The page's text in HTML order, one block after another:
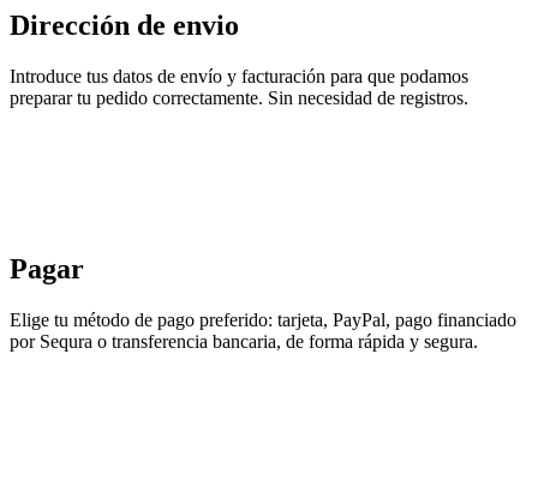
Dirección de envio
Introduce tus datos de envío y facturación para que podamos
preparar tu pedido correctamente. Sin necesidad de registros.
Pagar
Elige tu método de pago preferido: tarjeta, PayPal, pago financiado
por Sequra o transferencia bancaria, de forma rápida y segura.